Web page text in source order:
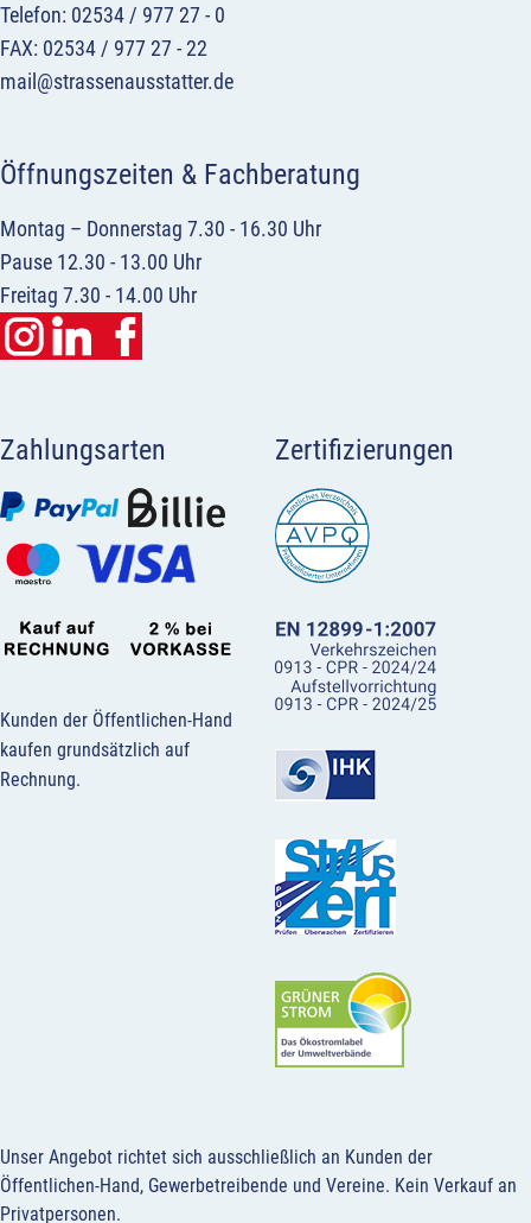
Telefon: 02534 / 977 27 - 0
FAX: 02534 / 977 27 - 22
mail@strassenausstatter.de
Öffnungszeiten & Fachberatung
Montag – Donnerstag 7.30 - 16.30 Uhr
Pause 12.30 - 13.00 Uhr
Freitag 7.30 - 14.00 Uhr
Zahlungsarten
Kunden der Öffentlichen-Hand
kaufen grundsätzlich auf
Rechnung.
Zertifizierungen
Unser Angebot richtet sich ausschließlich an Kunden der
Öffentlichen-Hand, Gewerbetreibende und Vereine. Kein Verkauf an
Privatpersonen.